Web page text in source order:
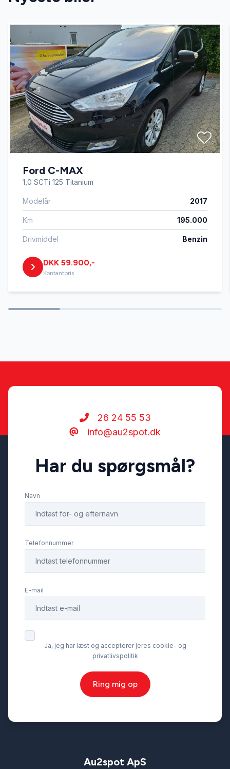
El-ruder
El-spejle med varme
Fartpilot
Fjernbetjent centrallås
Højdejusterbare forsæder
LED kørelys
Læderrat
Navigation
Stofsæder
Ford C-MAX
1,0 SCTi 125 Titanium
Modelår 2017
Km 195.000
Drivmiddel Benzin
DKK 59.900,-
Kontantpris
26 24 55 53
info@au2spot.dk
Har du spørgsmål?
Navn
Telefonnummer
E-mail
Ja, jeg har læst og accepterer jeres cookie- og
privatlivspolitik
Ring mig op
Au2spot ApS